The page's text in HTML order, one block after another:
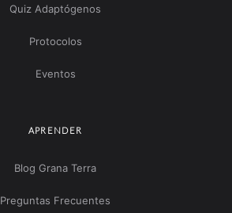
Quiz Adaptógenos
Protocolos
Eventos
APRENDER
Blog Grana Terra
Preguntas Frecuentes